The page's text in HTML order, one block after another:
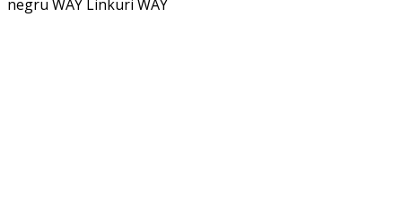
negru WAY Linkuri WAY